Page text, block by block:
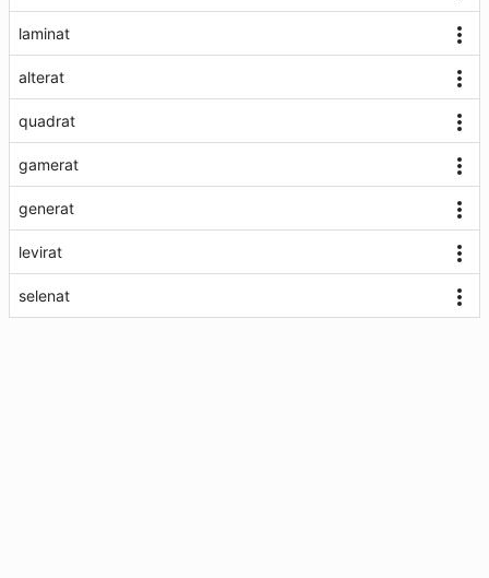
laminat
alterat
quadrat
gamerat
generat
levirat
selenat